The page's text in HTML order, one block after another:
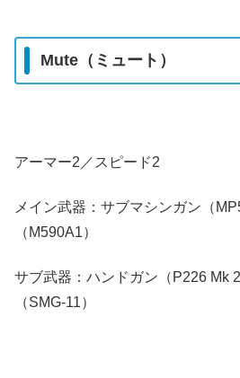
Mute（ミュート）
アーマー2／スピード2
メイン武器：サブマシンガン（
（M590A1）
サブ武器：ハンドガン（P226 Mk
（SMG-11）